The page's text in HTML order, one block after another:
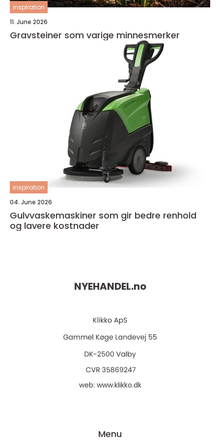
inspiration
11. June 2026
Gravsteiner som varige minnesmerker
inspiration
04. June 2026
Gulvvaskemaskiner som gir bedre renhold
og lavere kostnader
NYEHANDEL.no
web: www.klikko.dk
Menu